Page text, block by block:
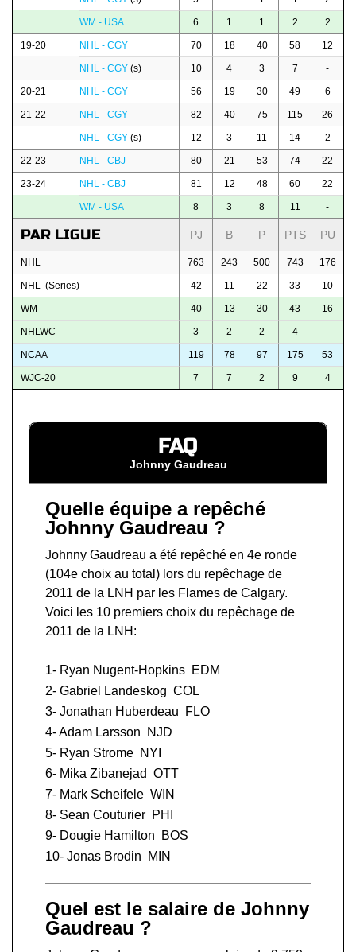
WM - USA 6 1 1 2 2
19-20 NHL - CGY 70 18 40 58 12
NHL - CGY (s) 10 4 3 7 -
20-21 NHL - CGY 56 19 30 49 6
21-22 NHL - CGY 82 40 75 115 26
NHL - CGY (s) 12 3 11 14 2
22-23 NHL - CBJ 80 21 53 74 22
23-24 NHL - CBJ 81 12 48 60 22
WM - USA 8 3 8 11 -
PAR LIGUE PJ B P PTS PU
NHL 763 243 500 743 176
NHL (Series) 42 11 22 33 10
WM 40 13 30 43 16
NHLWC 3 2 2 4 -
NCAA 119 78 97 175 53
WJC-20 7 7 2 9 4
FAQ
Johnny Gaudreau
Quelle équipe a repêché
Johnny Gaudreau ?
Johnny Gaudreau a été repêché en 4e ronde
(104e choix au total) lors du repêchage de
2011 de la LNH par les Flames de Calgary.
Voici les 10 premiers choix du repêchage de
2011 de la LNH:
1- Ryan Nugent-Hopkins EDM
2- Gabriel Landeskog COL
3- Jonathan Huberdeau
FLO
4-Adam Larsson
NJD
5- Ryan Strome NYI
6- Mika Zibanejad OTT
7- Mark Scheifele WIN
8- Sean Couturier PHI
9- Dougie Hamilton
BOS
10- Jonas Brodin MIN
Quel est le salaire de Johnny
Gaudreau ?